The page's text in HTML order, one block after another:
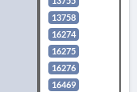
13758
16274
16275
16276
16469